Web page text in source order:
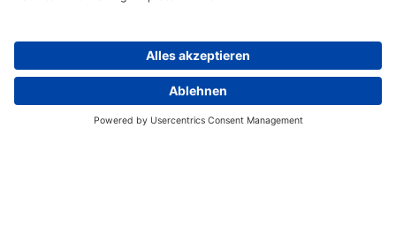
Interisland Flug von Honolulu/Oahu nach
Lihue/Kauai mit Hawaiian Airlines.